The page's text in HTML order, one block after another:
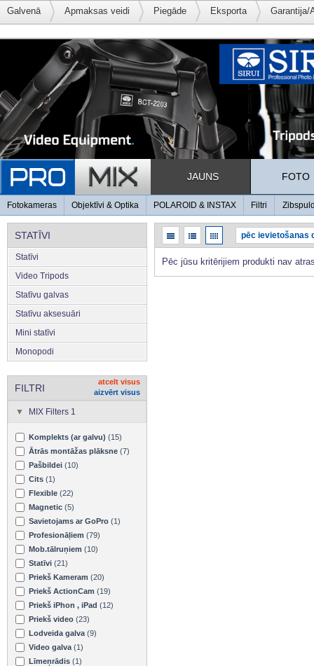
Galvenā Apmaksas veidi Piegāde Eksporta Garantija/
JAUNS FOTO
Fotokameras Objektīvi & Optika POLAROID & INSTAX Filtri
STATĪVI
Statīvi
Video Tripods
Statīvu galvas
Statīvu aksesuāri
Mini statīvi
Monopodi
FILTRI
atcelt visus
aizvērt visus
MIX Filters 1
Komplekts (ar galvu) (15)
Ātrās montāžas plāksne (7)
Pašbildei (10)
Cits (1)
Flexible (22)
Magnetic (5)
Savietojams ar GoPro (1)
Profesionāļiem (79)
Mob.tālruņiem (10)
Statīvi (21)
Priekš Kameram (20)
Priekš ActionCam (19)
Priekš iPhon , iPad (12)
Priekš video (23)
Lodveida galva (9)
Video galva (1)
Līmeņrādis (1)
Pēc jūsu kritērijiem produkti nav